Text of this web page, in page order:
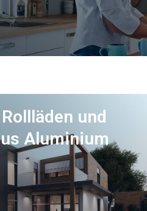
und
Aluminium